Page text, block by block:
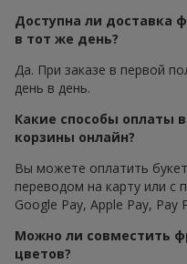
Доступна ли доставка
в тот же день?
Да. При заказе в первой
день в день.
Какие способы оплаты
корзины онлайн?
Вы можете оплатить
переводом на карту или
Google Pay, Apple Pay, Pay
Можно ли совместить
цветов?